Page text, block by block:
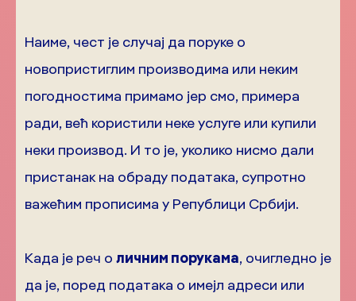
Наиме, чест је случај да поруке о
новопристиглим производима или неким
погодностима примамо јер смо, примера
ради, већ користили неке услуге или купили
неки производ. И то је, уколико нисмо дали
пристанак на обраду података, супротно
важећим прописима у Републици Србији.
Када је реч о личним порукама, очигледно је
да је, поред података о имејл адреси или